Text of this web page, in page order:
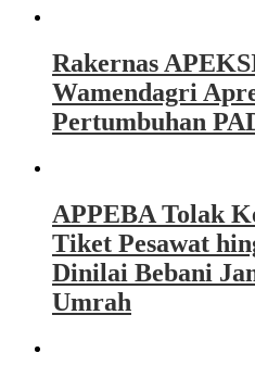
Rakernas
Wamendagri
Pertumbuhan
APPEBA Tolak
Tiket Pesawat
Dinilai Bebani
Umrah